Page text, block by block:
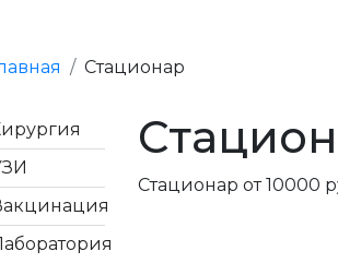
Стационар
Стационар от 10000